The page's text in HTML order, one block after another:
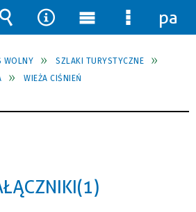
WOLNY
SZLAKI TURYSTYCZNE
WIEŻA CIŚNIEŃ
(1)
Narzędzia
Menu
główne
Menu